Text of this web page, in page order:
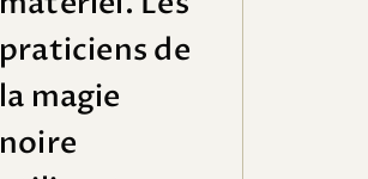
praticiens de
la magie
noire